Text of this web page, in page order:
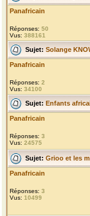
Panafricain
Réponses: 50
Vus: 388161
Sujet: Solange
Panafricain
Réponses: 2
Vus: 34100
Sujet: Enfants
Panafricain
Réponses: 3
Vus: 24575
Sujet: Grioo et les
Panafricain
Réponses: 3
Vus: 10499